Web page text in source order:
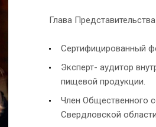
Глава
Сертифицированный
Эксперт- аудитор
пищевой продукции.
Член Общественного
Свердловской